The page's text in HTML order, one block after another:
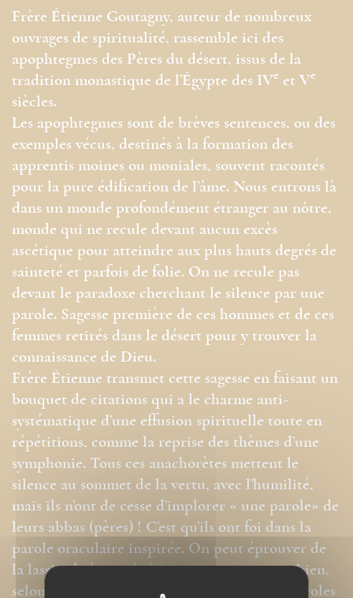
Frère Étienne Goutagny, auteur de nombreux
ouvrages de spiritualité, rassemble ici des
apophtegmes des Pères du désert, issus de la
tradition monastique de l’Égypte des IVe et Ve
siècles.
Les apophtegmes sont de brèves sentences, ou des
exemples vécus, destinés à la formation des
apprentis moines ou moniales, souvent racontés
pour la pure édification de l’âme. Nous entrons là
dans un monde profondément étranger au nôtre,
monde qui ne recule devant aucun excès
ascétique pour atteindre aux plus hauts degrés de
sainteté et parfois de folie. On ne recule pas
devant le paradoxe cherchant le silence par une
parole. Sagesse première de ces hommes et de ces
femmes retirés dans le désert pour y trouver la
connaissance de Dieu.
Frère Étienne transmet cette sagesse en faisant un
bouquet de citations qui a le charme anti-
systématique d’une effusion spirituelle toute en
répétitions, comme la reprise des thèmes d’une
symphonie. Tous ces anachorètes mettent le
silence au sommet de la vertu, avec l’humilité,
mais ils n’ont de cesse d’implorer « une parole» de
leurs abbas (pères) ! C’est qu’ils ont foi dans la
parole oraculaire inspirée. On peut éprouver de
la lassitude à ces répétitions incessantes ou bien,
selon l’état de l’âme, recevoir une de ces « paroles